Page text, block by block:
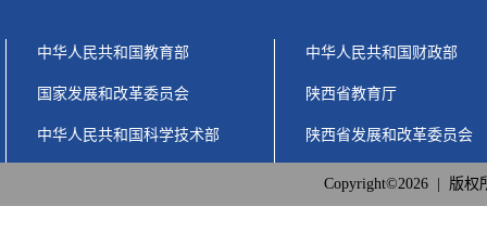
中华人民共和国教育部
国家发展和改革委员会
中华人民共和国科学技术部
中华人民共和国财政部
陕西省教育厅
陕西省发展和改革委员会
Copyright©2026 | 版权